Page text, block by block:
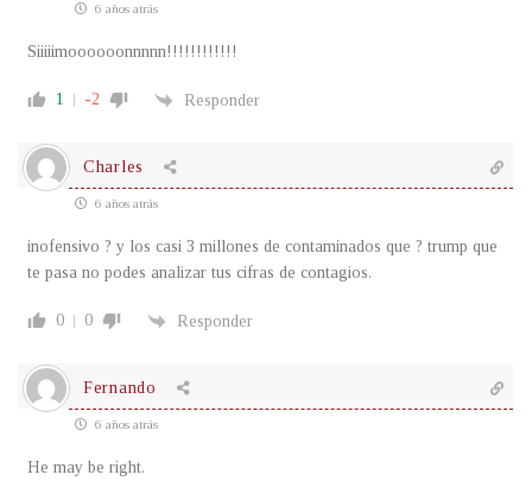
6 años atrás
Siiiiimoooooonnnnn!!!!!!!!!!!!
1 -2 Responder
Charles
6 años atrás
inofensivo ? y los casi 3 millones de contaminados que ? trump que
te pasa no podes analizar tus cifras de contagios.
0 0 Responder
Fernando
6 años atrás
He may be right.